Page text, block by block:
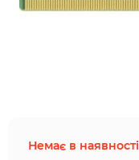
Немає в наявності